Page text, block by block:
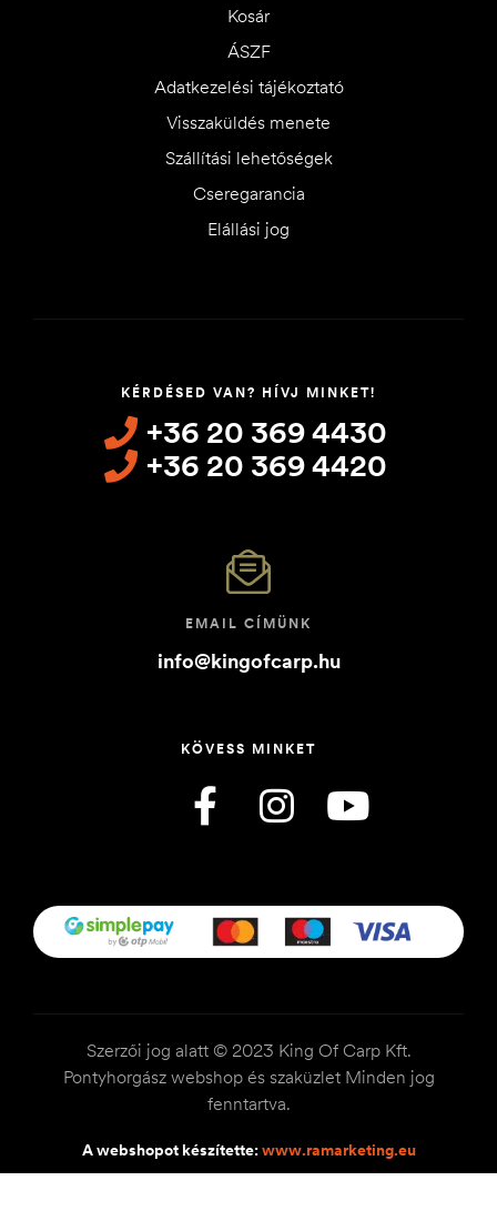
Kosár
ÁSZF
Adatkezelési tájékoztató
Visszaküldés menete
Szállítási lehetőségek
Cseregarancia
Elállási jog
KÉRDÉSED VAN? HÍVJ MINKET!
+36 20 369 4430
+36 20 369 4420
EMAIL CÍMÜNK
info@kingofcarp.hu
KÖVESS MINKET
Szerzői jog alatt © 2023 King Of Carp Kft.
Pontyhorgász webshop és szaküzlet Minden jog
fenntartva.
A webshopot készítette:www.ramarketing.eu